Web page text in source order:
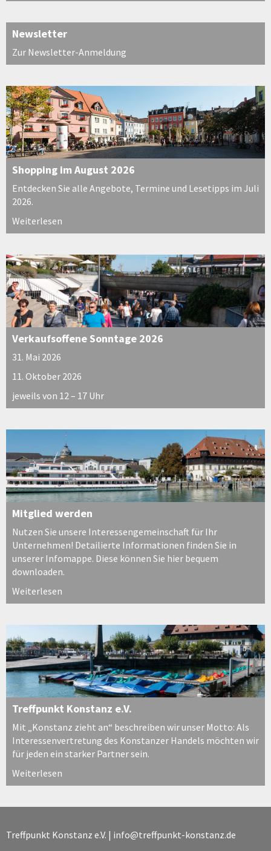
Newsletter
Zur Newsletter-Anmeldung
Shopping im August 2026
Entdecken Sie alle Angebote, Termine und Lesetipps im Juli
2026.
Weiterlesen
Verkaufsoffene Sonntage 2026
31. Mai 2026
11. Oktober 2026
jeweils von 12 – 17 Uhr
Mitglied werden
Nutzen Sie unsere Interessengemeinschaft für Ihr
Unternehmen! Detailierte Informationen finden Sie in
unserer Infomappe. Diese können Sie hier bequem
downloaden.
Weiterlesen
Treffpunkt Konstanz e.V.
Mit „Konstanz zieht an“ beschreiben wir unser Motto: Als
Interessenvertretung des Konstanzer Handels möchten wir
für jeden ein starker Partner sein.
Weiterlesen
Treffpunkt Konstanz e.V. | info@treffpunkt-konstanz.de